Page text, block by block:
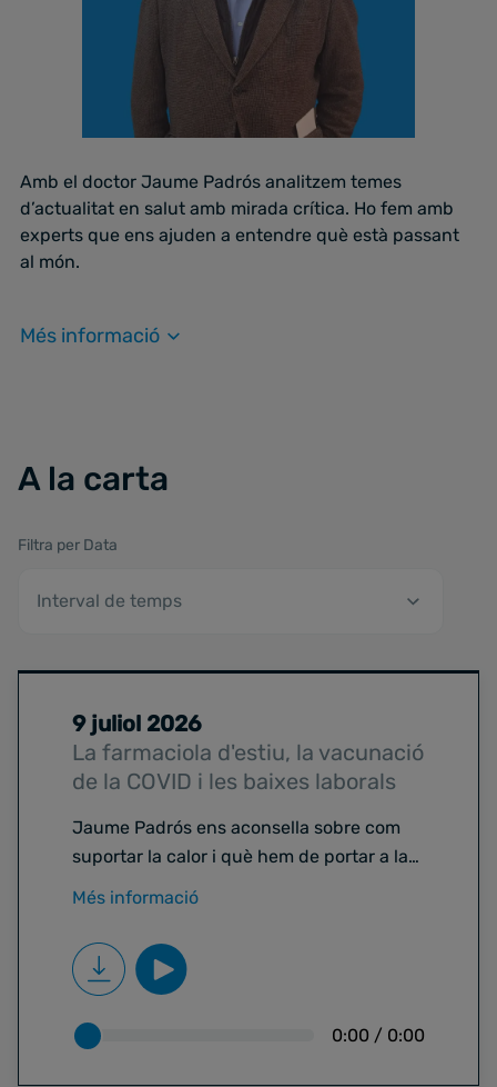
Amb el doctor Jaume Padrós analitzem temes
d’actualitat en salut amb mirada crítica. Ho fem amb
experts que ens ajuden a entendre què està passant
al món.
Més informació
A la carta
9 juliol 2026
La farmaciola d'estiu, la vacunació
de la COVID i les baixes laborals
Jaume Padrós ens aconsella sobre com
suportar la calor i què hem de portar a la
judici per la vacunació de la COVID a
Catalunya i les polèmiques declaracions
d'Alberto Núñez Feijóo sobre les baixes
laborals.
Més informació
0:00 / 0:00
Filtra per Data